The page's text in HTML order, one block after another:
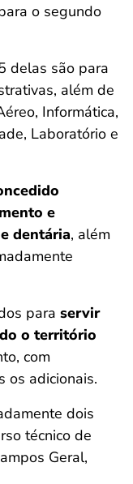
o segundo
delas são para
além de
Informática,
Laboratório e
e
dentária, além
para servir
o território
com
os adicionais.
dois
técnico de
Geral,